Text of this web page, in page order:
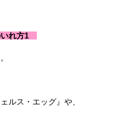
いれ方1
ルス・エッグ』や、